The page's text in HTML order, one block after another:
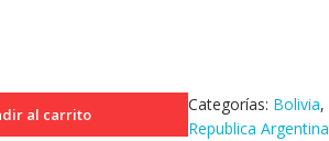
al carrito Categorías: Bolivia,
Republica Argentina